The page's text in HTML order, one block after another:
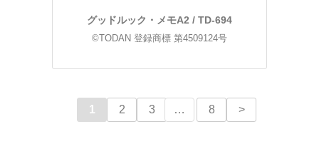
グッドルック・メモA2 / TD-694
©TODAN 登録商標 第4509124号
1 2 3 … 8 >